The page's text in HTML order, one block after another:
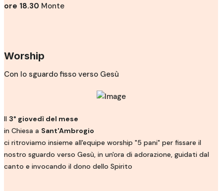
ore 18.30 Monte
Worship
Con lo sguardo fisso verso Gesù
Il 3° giovedì del mese
in Chiesa a Sant'Ambrogio
ci ritroviamo insieme all'equipe worship "5 pani" per fissare il
nostro sguardo verso Gesù, in un'ora di adorazione, guidati dal
canto e invocando il dono dello Spirito